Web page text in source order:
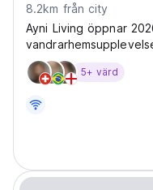
8.2km från city
Ayni Living öppnar
och få kontakt med
5+ värd